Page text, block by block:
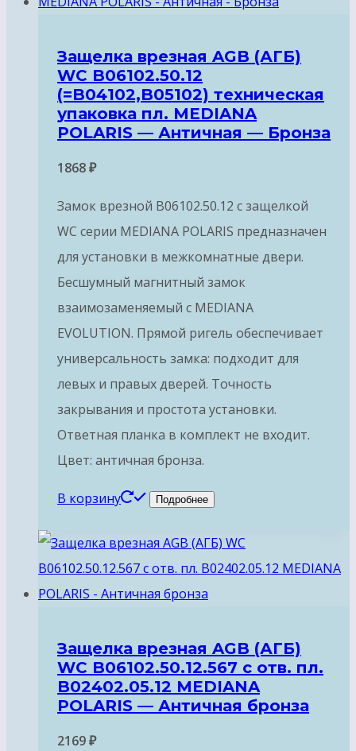
Защелка врезная AGB (АГБ)
WC B06102.50.12
(=B04102,B05102) техническая
упаковка пл. MEDIANA
POLARIS — Античная — Бронза
1868₽
Замок врезной B06102.50.12 с защелкой
WC серии MEDIANA POLARIS предназначен
для установки в межкомнатные двери.
Бесшумный магнитный замок
взаимозаменяемый с MEDIANA
EVOLUTION. Прямой ригель обеспечивает
универсальность замка: подходит для
левых и правых дверей. Точность
закрывания и простота установки.
Ответная планка в комплект не входит.
Цвет: античная бронза.
В корзину Подробнее
Защелка врезная AGB (АГБ)
WC B06102.50.12.567 с отв. пл.
B02402.05.12 MEDIANA
POLARIS — Античная бронза
2169₽